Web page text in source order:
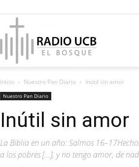
Radio
El
Inicio Nuestro Pan Diario Inútil sin amor
Nuestro Pan Diario
Inútil sin amor
La Biblia en un año: Salmos
a los pobres […], y no tengo amor, de